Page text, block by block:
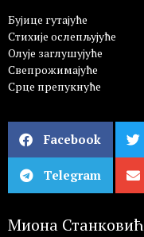
Бујице гутајуће
Стихије ослепљујуће
Олује заглушујуће
Свепрожимајуће
Срце препукнуће
Facebook
Telegram
Миона Станковић